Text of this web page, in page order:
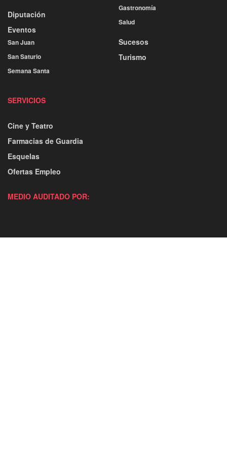
Diputación
Eventos
San Juan
San Saturio
Semana Santa
Gastronomía
Salud
Sucesos
Turismo
SERVICIOS
Cine y Teatro
Farmacias de Guardia
Esquelas
Ofertas Empleo
MEDIO AUDITADO POR: